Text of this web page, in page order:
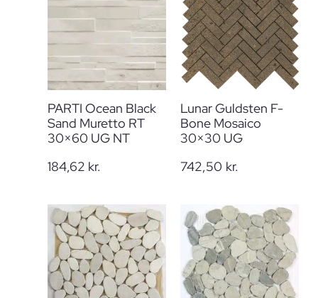
PARTI Ocean Black
Sand Muretto RT
30×60 UG NT
184,62 kr.
Lunar Guldsten F-
Bone Mosaico
30×30 UG
742,50 kr.